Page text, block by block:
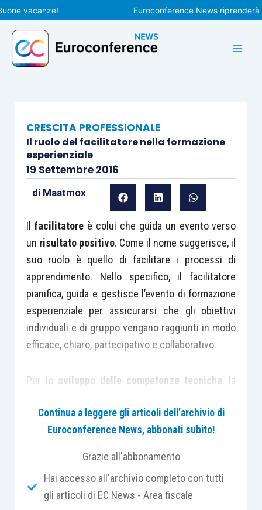
Vai
al
contenuto
vacanze! Euroconference News riprenderà le
CRESCITA PROFESSIONALE
Il ruolo del facilitatore nella formazione
esperienziale
19 Settembre 2016
di Maatmox
Ilfacilitatore è colui che guida un evento verso
un risultato positivo. Come il nome suggerisce, il
suo ruolo è quello di facilitare i processi di
apprendimento. Nello specifico, il facilitatore
pianifica, guida e gestisce l’evento di formazione
esperienziale per assicurarsi che gli obiettivi
individuali e di gruppo vengano raggiunti in modo
efficace, chiaro, partecipativo e collaborativo.
Per lo sviluppo delle competenze tecniche, la
esperti in una specifica materia che trasmettono
conoscenze e informazioni agli allievi attraverso
intenderci quelle legate alle qualità personali e
relazionali come la leadershipe ilproblem solving
Continua a leggere gli articoli dell’archivio di
Euroconference News, abbonati subito!
Grazie all'abbonamento
Hai accesso all'archivio completo con tutti
gli articoli di EC News - Area fiscale